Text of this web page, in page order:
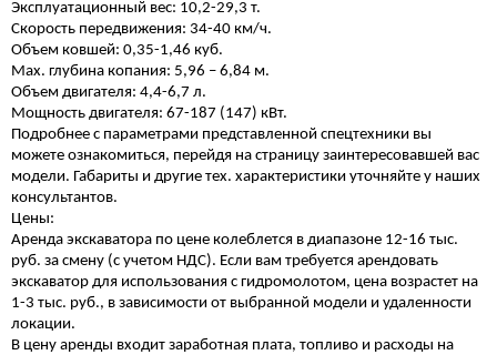
Эксплуатационный вес: 10,2-29,3 т.
Скорость передвижения: 34-40 км/ч.
Объем ковшей: 0,35-1,46 куб.
Max. глубина копания: 5,96 – 6,84 м.
Объем двигателя: 4,4-6,7 л.
Мощность двигателя: 67-187 (147) кВт.
Подробнее с параметрами представленной спецтехники вы
можете ознакомиться, перейдя на страницу заинтересовавшей вас
модели. Габариты и другие тех. характеристики уточняйте у наших
консультантов.
Цены:
Аренда экскаватора по цене колеблется в диапазоне 12-16 тыс.
руб. за смену (с учетом НДС). Если вам требуется арендовать
экскаватор для использования с гидромолотом, цена возрастет на
1-3 тыс. руб., в зависимости от выбранной модели и удаленности
локации.
В цену аренды входит заработная плата, топливо и расходы на